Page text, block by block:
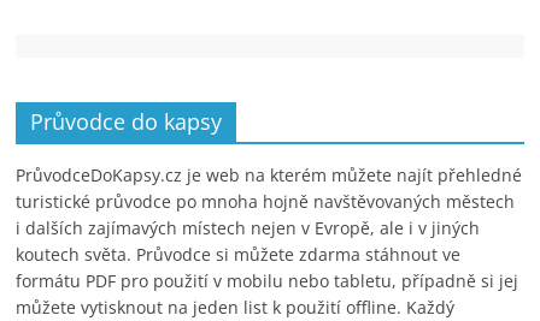
Průvodce do kapsy
PrůvodceDoKapsy.cz je web na kterém můžete najít přehledné
turistické průvodce po mnoha hojně navštěvovaných městech
i dalších zajímavých místech nejen v Evropě, ale i v jiných
koutech světa. Průvodce si můžete zdarma stáhnout ve
formátu PDF pro použití v mobilu nebo tabletu, případně si jej
můžete vytisknout na jeden list k použití offline. Každý